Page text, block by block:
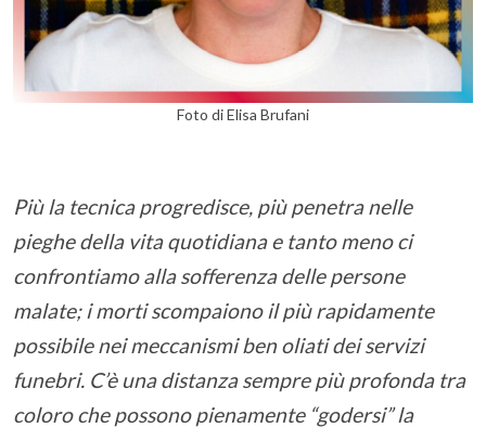
Foto di Elisa Brufani
Più la tecnica progredisce, più penetra nelle
pieghe della vita quotidiana e tanto meno ci
confrontiamo alla sofferenza delle persone
malate; i morti scompaiono il più rapidamente
possibile nei meccanismi ben oliati dei servizi
funebri. C’è una distanza sempre più profonda tra
coloro che possono pienamente “godersi” la